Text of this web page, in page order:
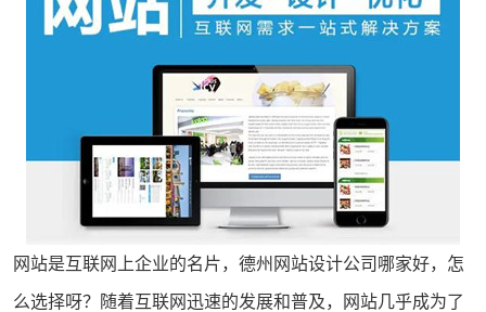
网站是互联网上企业的名片，德州 网站设计公司哪家好，怎
么选择呀？随着互联网迅速的发展和普及，网站几乎成为了